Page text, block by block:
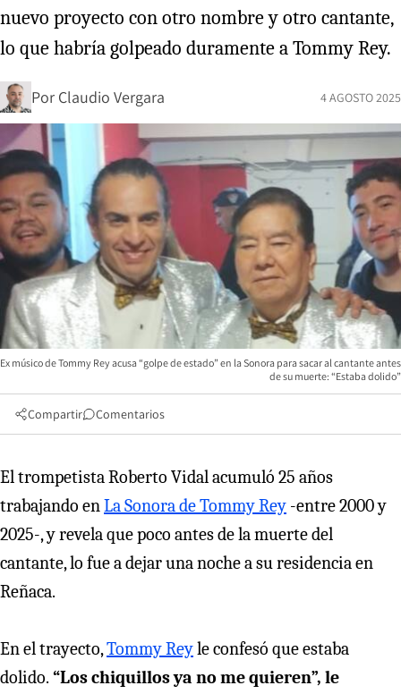
nuevo proyecto con otro nombre y otro cantante,
lo que habría golpeado duramente a Tommy Rey.
Por Claudio Vergara 4 AGOSTO 2025
Ex músico de Tommy Rey acusa “golpe de estado” en la Sonora para sacar al cantante antes
de su muerte: “Estaba dolido”
Compartir Comentarios
El trompetista Roberto Vidal acumuló 25 años
trabajando enLa Sonora de Tommy Rey -entre 2000 y
2025-, y revela que poco antes de la muerte del
cantante, lo fue a dejar una noche a su residencia en
Reñaca.
En el trayecto,Tommy Reyle confesó que estaba
dolido. “Los chiquillos ya no me quieren”, le